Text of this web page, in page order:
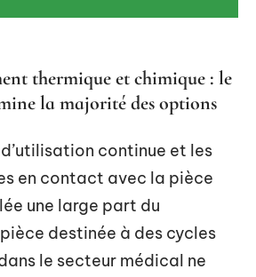
thermique et chimique : le
la majorité des options
continue et les
en contact avec la pièce
une large part du
destinée à des cycles
le secteur médical ne